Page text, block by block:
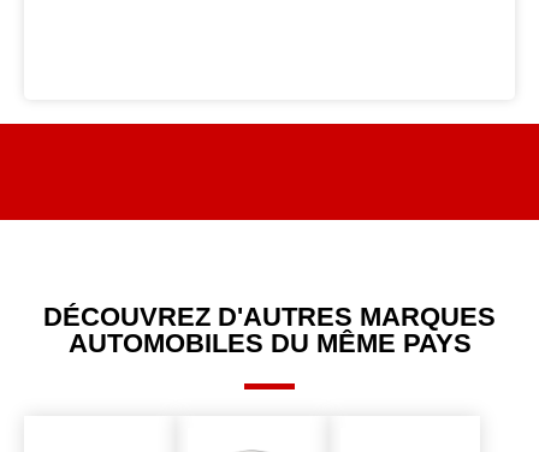
DÉCOUVREZ D'AUTRES MARQUES
AUTOMOBILES DU MÊME PAYS